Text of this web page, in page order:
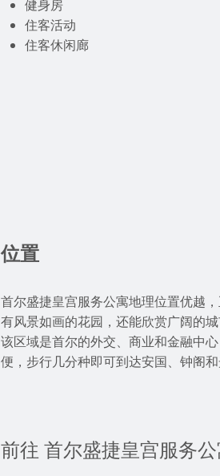
健身房
住客活动
住客休闲廊
位置
首尔盛捷皇宫服务公寓地理位置优越
有风景如画的花园，还能欣赏广阔的城
该区域是首尔的外交、商业和金融中
便，步行几分种即可到达安国、钟阁和
前往 首尔盛捷皇宫服务